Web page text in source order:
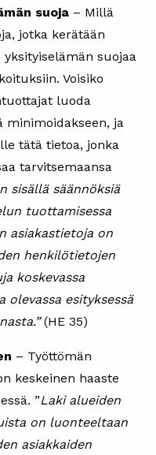
suoja – Millä
jotka kerätään
suojaa
Voisiko
luoda
minimoidakseen, ja
tätä tietoa, jonka
tarvitsemaansa
sisällä säännöksiä
tuottamisessa
asiakastietoja on
henkilötietojen
koskevassa
olevassa esityksessä
(HE 35)
– Työttömän
keskeinen haaste
”Laki alueiden
on luonteeltaan
asiakkaiden